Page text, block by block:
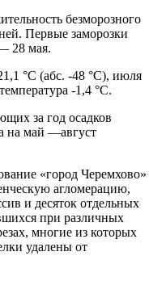
безморозного
Первые заморозки
28 мая.
°С (абс. -48 °С), июля
-1,4 °С.
за год осадков
на май —август
«город Черемхово»
агломерацию,
и десяток отдельных
при различных
многие из которых
удалены от